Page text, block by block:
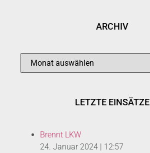
ARCHIV
LETZTE EINSÄTZE
Brennt LKW
24. Januar 2024 | 12:57